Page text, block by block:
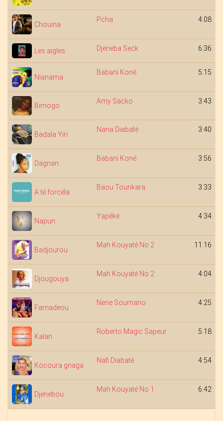
Chouina
Pcha 4:08
Les aigles Djeneba Seck 6:36
Nianama
Babani Koné 5:15
Bimogo
Amy Sacko 3:43
Badala Yiri
Nana Diabaté 3:40
Dagnan
Babani Koné 3:56
A té forcéla
Baou Tounkara 3:33
Napun
Yapéké 4:34
Badjourou
Mah Kouyaté No 2 11:16
Djougouya
Mah Kouyaté No 2 4:04
Famadeou
Nene Soumano 4:25
Kalan
Roberto Magic Sapeur 5:18
Kocoura gnaga
Nafi Diabaté 4:54
Djenebou
Mah Kouyaté No 1 6:42